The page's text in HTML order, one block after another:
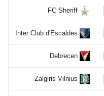
FC Sheriff
Inter Club d'Escaldes
Debrecen
Zalgiris Vilnius